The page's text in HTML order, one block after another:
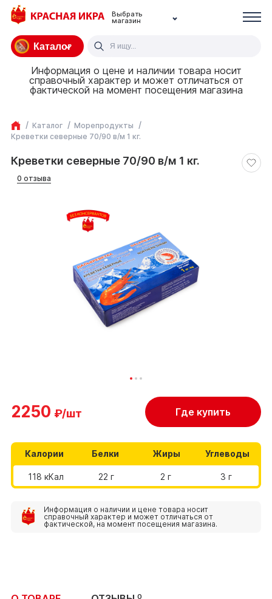
Выбрать
магазин
Каталог
Информация о цене и наличии товара носит
справочный характер и может отличаться от
фактической на момент посещения магазина
Каталог
Морепродукты
Креветки северные 70/90 в/м 1 кг.
Креветки северные 70/90 в/м 1 кг.
0 отзыва
2250 ₽/шт Где купить
Калории Белки Жиры Углеводы
118 кКал 22 г 2 г 3 г
Информация о наличии и цене товара носит
справочный характер и может отличаться от
фактической, на момент посещения магазина.
0